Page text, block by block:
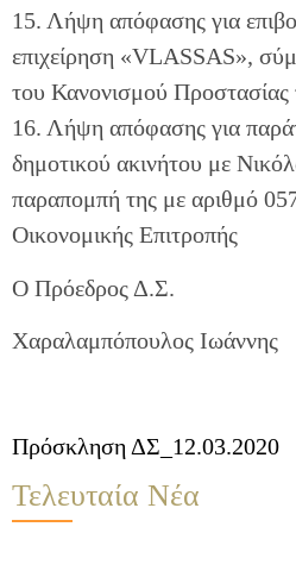
15. Λήψη απόφασης για
επιχείρηση «VLASSAS»,
του Κανονισμού Προστασίας
16. Λήψη απόφασης για
δημοτικού ακινήτου με
παραπομπή της με αριθμό
Οικονομικής Επιτροπής
Ο Πρόεδρος Δ.Σ.
Χαραλαμπόπουλος Ιωάννης
Πρόσκληση ΔΣ_12.03.2020
Τελευταία Νέα